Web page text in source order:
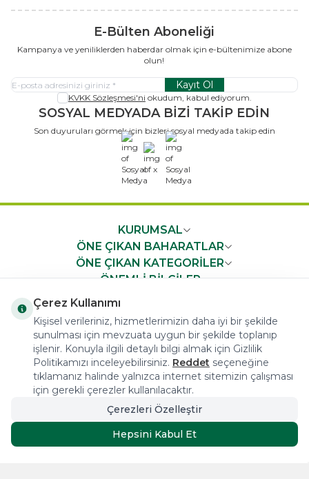
E-Bülten Aboneliği
Kampanya ve yeniliklerden haberdar olmak için e-bültenimize abone
olun!
Kayıt Ol
KVKK Sözleşmesi'ni okudum, kabul ediyorum.
SOSYAL MEDYADA BİZİ TAKİP EDİN
Son duyuruları görmek için bizleri sosyal medyada takip edin
x
KURUMSAL
ÖNE ÇIKAN BAHARATLAR
ÖNE ÇIKAN KATEGORİLER
ÖNEMLİ BİLGİLER
COPYRIGHT © 2023 arifoglu.com ALL RIGHTS RESERVED
Tasarım ve Reklam Danışmanlığı AJANSTEK
Çerez Kullanımı
Kişisel verileriniz, hizmetlerimizin daha iyi bir şekilde
sunulması için mevzuata uygun bir şekilde toplanıp
işlenir. Konuyla ilgili detaylı bilgi almak için Gizlilik
Politikamızı inceleyebilirsiniz. Reddet seçeneğine
tıklamanız halinde yalnızca internet sitemizin çalışması
için gerekli çerezler kullanılacaktır.
Çerezleri Özelleştir
Hepsini Kabul Et